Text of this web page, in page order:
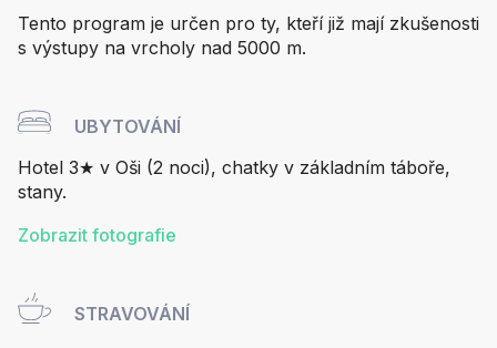
Tento program je určen pro ty, kteří již mají zkušenosti
s výstupy na vrcholy nad 5000 m.
UBYTOVÁNÍ
Hotel 3★ v Oši (2 noci), chatky v základním táboře,
stany.
Zobrazit fotografie
STRAVOVÁNÍ